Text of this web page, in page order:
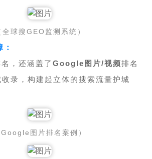
全球搜GEO监测系统）
，还涵盖了 Google图片/视频排名
录，构建起立体的搜索流量护城
Google 图片排名案例）